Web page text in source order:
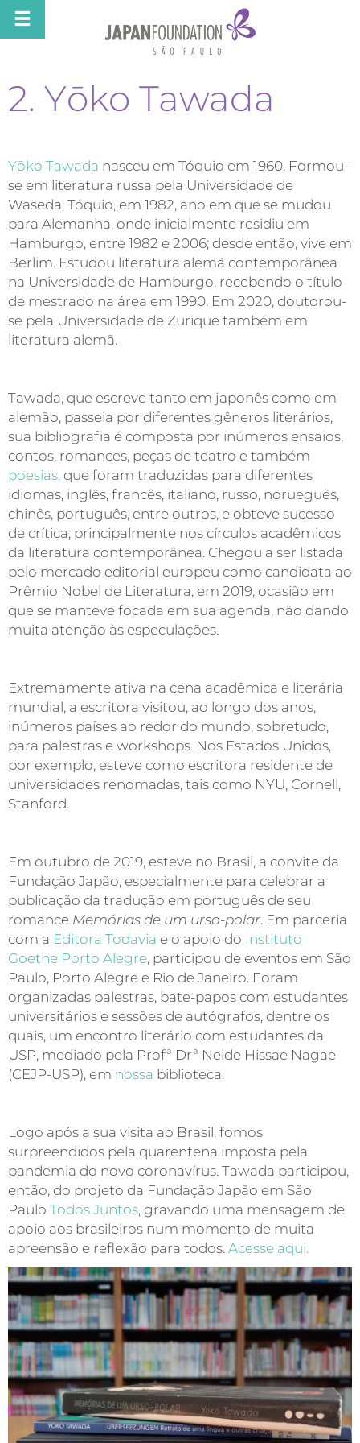
2. Yōko Tawada
Yōko Tawada nasceu em Tóquio em 1960. Formou-
se em literatura russa pela Universidade de
Waseda, Tóquio, em 1982, ano em que se mudou
para Alemanha, onde inicialmente residiu em
Hamburgo, entre 1982 e 2006; desde então, vive em
Berlim. Estudou literatura alemã contemporânea
na Universidade de Hamburgo, recebendo o título
de mestrado na área em 1990. Em 2020, doutorou-
se pela Universidade de Zurique também em
literatura alemã.
Tawada, que escreve tanto em japonês como em
alemão, passeia por diferentes gêneros literários,
sua bibliografia é composta por inúmeros ensaios,
contos, romances, peças de teatro e também
poesias, que foram traduzidas para diferentes
idiomas, inglês, francês, italiano, russo, norueguês,
chinês, português, entre outros, e obteve sucesso
de crítica, principalmente nos círculos acadêmicos
da literatura contemporânea. Chegou a ser listada
pelo mercado editorial europeu como candidata ao
Prêmio Nobel de Literatura, em 2019, ocasião em
que se manteve focada em sua agenda, não dando
muita atenção às especulações.
Extremamente ativa na cena acadêmica e literária
mundial, a escritora visitou, ao longo dos anos,
inúmeros países ao redor do mundo, sobretudo,
para palestras e workshops. Nos Estados Unidos,
por exemplo, esteve como escritora residente de
universidades renomadas, tais como NYU, Cornell,
Stanford.
Em outubro de 2019, esteve no Brasil, a convite da
Fundação Japão, especialmente para celebrar a
publicação da tradução em português de seu
romance Memórias de um urso-polar. Em parceria
com a Editora Todavia e o apoio do Instituto
Goethe Porto Alegre, participou de eventos em São
Paulo, Porto Alegre e Rio de Janeiro. Foram
organizadas palestras, bate-papos com estudantes
universitários e sessões de autógrafos, dentre os
quais, um encontro literário com estudantes da
USP, mediado pela Profª Drª Neide Hissae Nagae
(CEJP-USP), em nossa biblioteca.
Logo após a sua visita ao Brasil, fomos
surpreendidos pela quarentena imposta pela
pandemia do novo coronavírus. Tawada participou,
então, do projeto da Fundação Japão em São
Paulo Todos Juntos, gravando uma mensagem de
apoio aos brasileiros num momento de muita
apreensão e reflexão para todos. Acesse aqui.